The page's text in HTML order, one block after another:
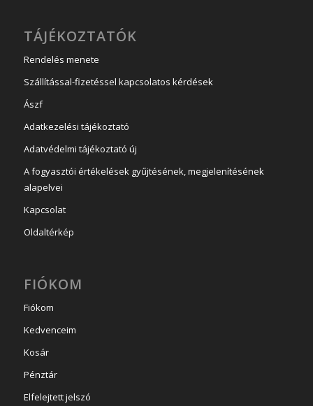
TÁJÉKOZTATÓK
Rendelés menete
Szállítással-fizetéssel kapcsolatos kérdések
Ászf
Adatkezelési tájékoztató
Adatvédelmi tájékoztató új
A fogyasztói értékelések gyűjtésének, megjelenítésének
alapelvei
Kapcsolat
Oldaltérkép
FIÓKOM
Fiókom
Kedvenceim
Kosár
Pénztár
Elfelejtett jelszó